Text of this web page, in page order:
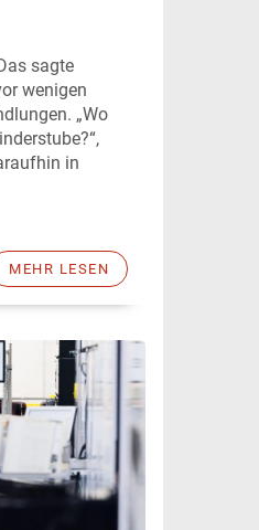
sagte
wenigen
„Wo
in
MEHR LESEN